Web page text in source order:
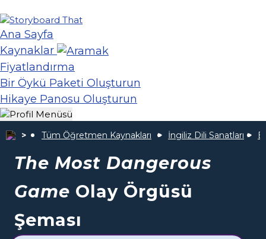
Ana Sayfa
Kaynaklar
Fiyatlandırma
Bir Öykü Paketi Oluşturun
Hikaye Panosu Oluşturun
Tüm Öğretmen Kaynakları İngiliz Dili Sanatları
The Most Dangerous
Game Olay Örgüsü
Şeması